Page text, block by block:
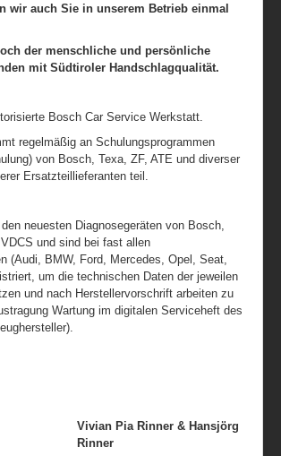
wir auch Sie in unserem Betrieb einmal
der menschliche und persönliche
mit Südtiroler Handschlagqualität.
Bosch Car Service Werkstatt.
regelmäßig an Schulungsprogrammen
von Bosch, Texa, ZF, ATE und diverser
Ersatzteillieferanten teil.
neuesten Diagnosegeräten von Bosch,
und sind bei fast allen
(Audi, BMW, Ford, Mercedes, Opel, Seat,
um die technischen Daten der jeweilen
und nach Herstellervorschrift arbeiten zu
Wartung im digitalen Serviceheft des
Vivian Pia Rinner & Hansjörg
Rinner